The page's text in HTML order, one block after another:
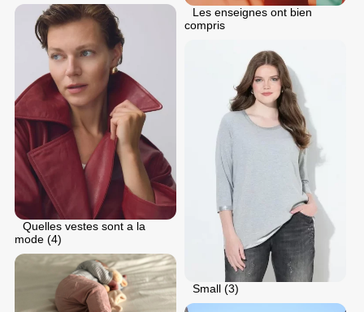
Les enseignes ont bien
compris
Quelles vestes sont a la
mode (4)
Small (3)